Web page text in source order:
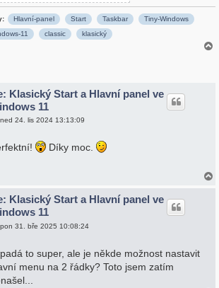
Hlavní-panel Start Taskbar
Tiny-Windows
11
classic klasický
Klasický Start a Hlavní panel ve
11
Pned 24. lis 2024 13:13:09
Díky moc.
Klasický Start a Hlavní panel ve
11
Ppon 31. bře 2025 10:08:24
to super, ale je někde možnost nastavit
menu na 2 řádky? Toto jsem zatím